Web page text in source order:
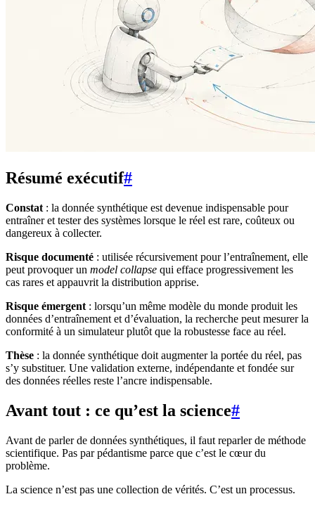
Résumé exécutif#
Constat : la donnée synthétique est devenue indispensable pour
entraîner et tester des systèmes lorsque le réel est rare, coûteux ou
dangereux à collecter.
Risque documenté : utilisée récursivement pour l’entraînement, elle
peut provoquer un model collapse qui efface progressivement les
cas rares et appauvrit la distribution apprise.
Risque émergent : lorsqu’un même modèle du monde produit les
données d’entraînement et d’évaluation, la recherche peut mesurer la
conformité à un simulateur plutôt que la robustesse face au réel.
Thèse : la donnée synthétique doit augmenter la portée du réel, pas
s’y substituer. Une validation externe, indépendante et fondée sur
des données réelles reste l’ancre indispensable.
Avant tout : ce qu’est la science#
Avant de parler de données synthétiques, il faut reparler de méthode
scientifique. Pas par pédantisme parce que c’est le cœur du
problème.
La science n’est pas une collection de vérités. C’est un processus.